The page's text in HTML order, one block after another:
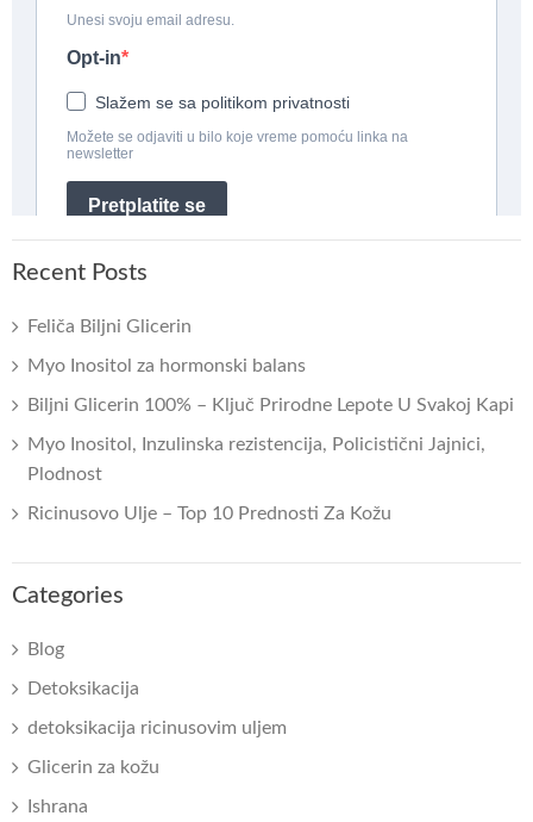
Recent Posts
Feliča Biljni Glicerin
Myo Inositol za hormonski balans
Biljni Glicerin 100% – Ključ Prirodne Lepote U Svakoj Kapi
Myo Inositol, Inzulinska rezistencija, Policistični Jajnici,
Plodnost
Ricinusovo Ulje – Top 10 Prednosti Za Kožu
Categories
Blog
Detoksikacija
detoksikacija ricinusovim uljem
Glicerin za kožu
Ishrana